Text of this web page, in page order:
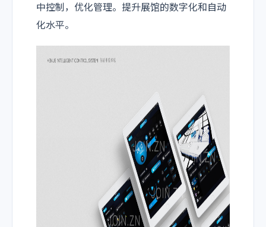
中控制，优化管理。提升展馆的数字化和自动
化水平。